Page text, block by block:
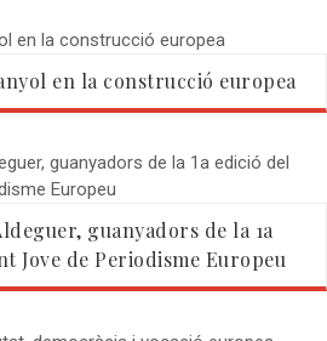
en la construcció europea
guanyadors de la 1a
Jove de Periodisme Europeu